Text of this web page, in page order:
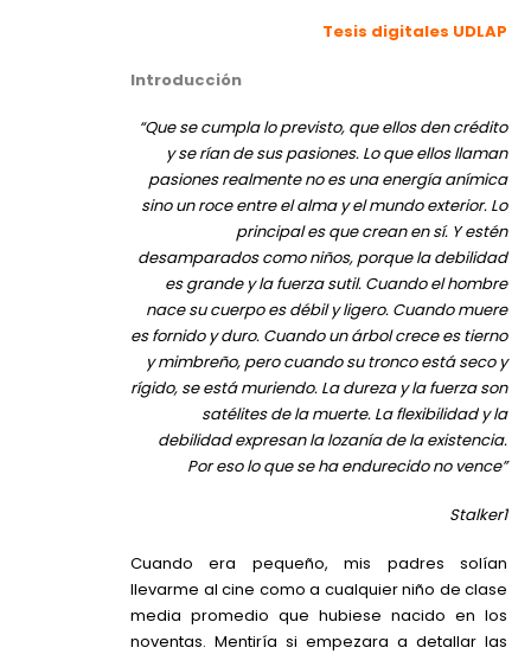
Tesis digitales UDLAP
Introducción
“Que se cumpla lo previsto, que ellos den crédito
y se rían de sus pasiones. Lo que ellos llaman
pasiones realmente no es una energía anímica
sino un roce entre el alma y el mundo exterior. Lo
principal es que crean en sí. Y estén
desamparados como niños, porque la debilidad
es grande y la fuerza sutil. Cuando el hombre
nace su cuerpo es débil y ligero. Cuando muere
es fornido y duro. Cuando un árbol crece es tierno
y mimbreño, pero cuando su tronco está seco y
rígido, se está muriendo. La dureza y la fuerza son
satélites de la muerte. La flexibilidad y la
debilidad expresan la lozanía de la existencia.
Por eso lo que se ha endurecido no vence”
Stalker1
Cuando era pequeño, mis padres solían
llevarme al cine como a cualquier niño de clase
media promedio que hubiese nacido en los
noventas. Mentiría si empezara a detallar las